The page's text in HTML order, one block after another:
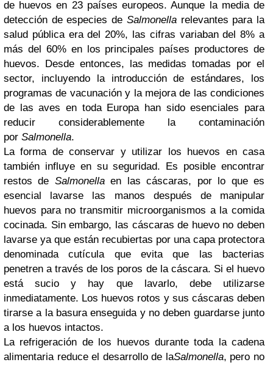
de huevos en 23 países europeos. Aunque la media de
detección de especies de Salmonellarelevantes para la
salud pública era del 20%, las cifras variaban del 8% a
más del 60% en los principales países productores de
huevos. Desde entonces, las medidas tomadas por el
sector, incluyendo la introducción de estándares, los
programas de vacunación y la mejora de las condiciones
de las aves en toda Europa han sido esenciales para
reducir considerablemente la contaminación
por Salmonella.
La forma de conservar y utilizar los huevos en casa
también influye en su seguridad. Es posible encontrar
restos de Salmonellaen las cáscaras, por lo que es
esencial lavarse las manos después de manipular
huevos para no transmitir microorganismos a la comida
cocinada. Sin embargo, las cáscaras de huevo no deben
lavarse ya que están recubiertas por una capa protectora
denominada cutícula que evita que las bacterias
penetren a través de los poros de la cáscara. Si el huevo
está sucio y hay que lavarlo, debe utilizarse
inmediatamente. Los huevos rotos y sus cáscaras deben
tirarse a la basura enseguida y no deben guardarse junto
a los huevos intactos.
La refrigeración de los huevos durante toda la cadena
alimentaria reduce el desarrollo de laSalmonella, pero no